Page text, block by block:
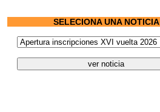
SELECIONA UNA NOTICIA